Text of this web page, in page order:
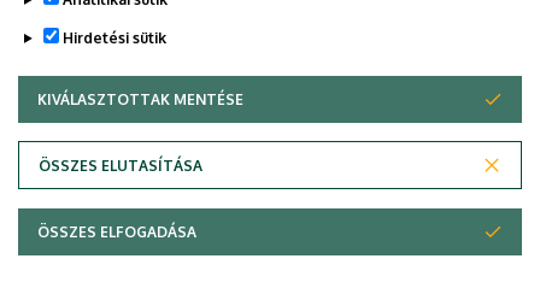
Adatvédelem
Copyright © 2026 Unideb
Hirdetési sütik
KIVÁLASZTOTTAK MENTÉSE
ÖSSZES ELUTASÍTÁSA
WITHDRAW CONSENT
ÖSSZES ELFOGADÁSA